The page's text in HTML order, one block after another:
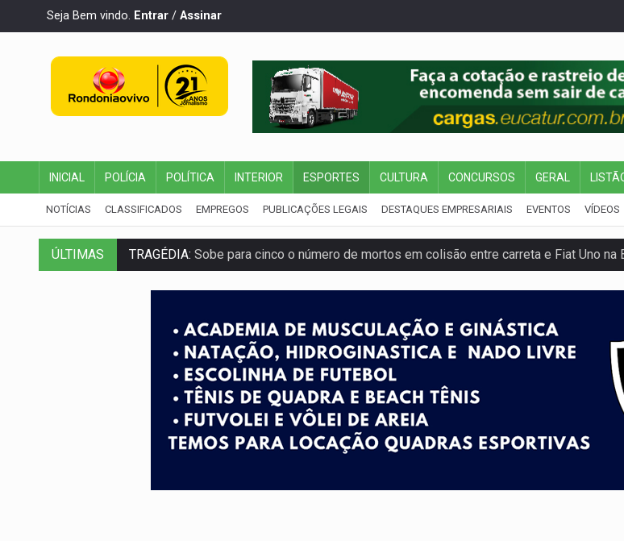
Seja Bem vindo. Entrar / Assinar
INICIAL POLÍCIA POLÍTICA INTERIOR ESPORTES CULTURA CONCURSOS GERAL
NOTÍCIAS CLASSIFICADOS EMPREGOS PUBLICAÇÕES LEGAIS DESTAQUES EMPRESARIAIS EVENTOS VÍDEOS
ÚLTIMAS TRAGÉDIA: Sobe para cinco o número de mortos em colisão entre carreta e Fiat Uno na
TRANSPORTE DE ARROZ:MPF assegura cumprimento da legislação sobre transporte
DEEPFAKE: Sancionada lei contra violência sexual infantil na internet e via IA
COLEGIADO:Brasil e Rússia discutem energia nuclear, defesa e ciência em Brasília
URGENTE:Colisão entre caminhão e carro deixa quatro mortos e um em estado grave
ENCONTRO:Amazônia Negra ganha projeção nacional com participação de Marcela
PREVISÃO:Porto Velho tem chances de chuvas isoladas nesta sexta-feira (7)